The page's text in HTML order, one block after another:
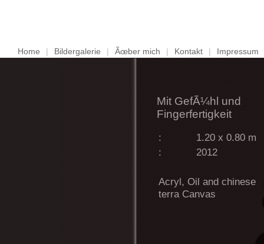
Home | Bildergalerie | Ãœber mich | Kontakt | Impressum
Mit GefÃ¼hl und
Fingerfertigkeit
:
1.20 x 0.80 m
:
2012
Acryl, Oil and chinese
terra Canvas